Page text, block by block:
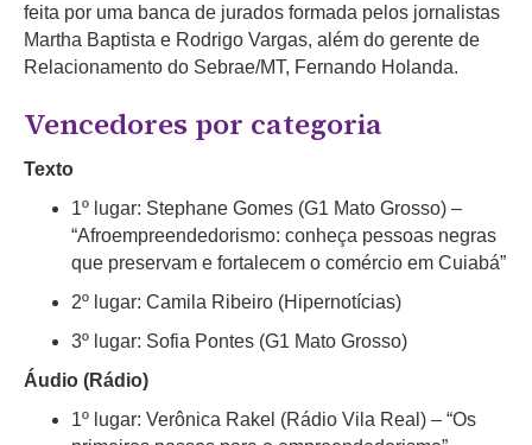
feita por uma banca de jurados formada pelos jornalistas
Martha Baptista e Rodrigo Vargas, além do gerente de
Relacionamento do Sebrae/MT, Fernando Holanda.
Vencedores por categoria
Texto
1º lugar: Stephane Gomes (G1 Mato Grosso) –
“Afroempreendedorismo: conheça pessoas negras
que preservam e fortalecem o comércio em Cuiabá”
2º lugar: Camila Ribeiro (Hipernotícias)
3º lugar: Sofia Pontes (G1 Mato Grosso)
Áudio (Rádio)
1º lugar: Verônica Rakel (Rádio Vila Real) – “Os